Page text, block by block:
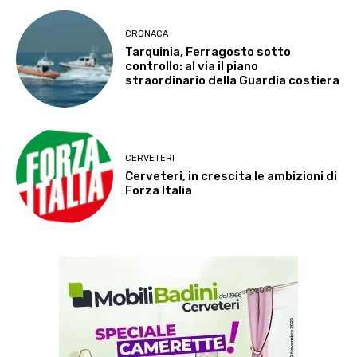
CRONACA
Tarquinia, Ferragosto sotto
controllo: al via il piano
straordinario della Guardia costiera
CERVETERI
Cerveteri, in crescita le ambizioni di
Forza Italia